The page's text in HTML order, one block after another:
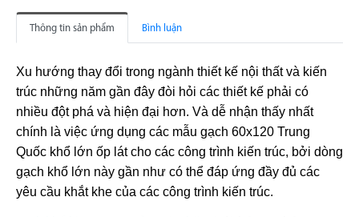
Thông tin sản phẩm Bình luận
Xu hướng thay đổi trong ngành thiết kế nội thất và kiến
trúc những năm gần đây đòi hỏi các thiết kế phải có
nhiều đột phá và hiện đại hơn. Và dễ nhận thấy nhất
chính là việc ứng dụng các mẫu gạch 60x120 Trung
Quốc khổ lớn ốp lát cho các công trình kiến trúc, bởi dòng
gạch khổ lớn này gần như có thể đáp ứng đầy đủ các
yêu cầu khắt khe của các công trình kiến trúc.